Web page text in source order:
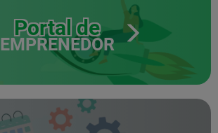
Portal de
EMPRENEDOR